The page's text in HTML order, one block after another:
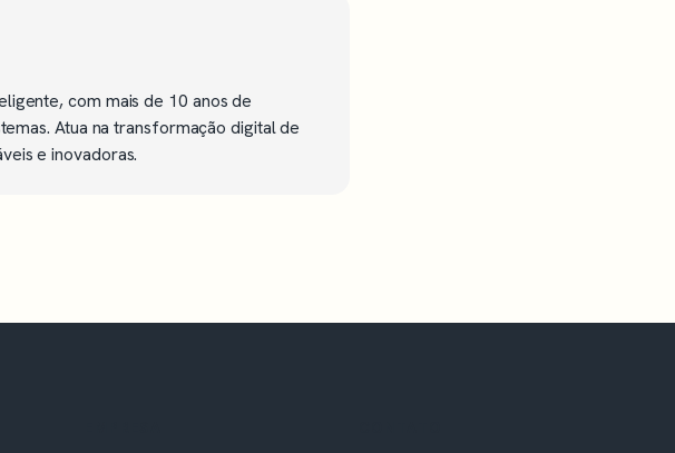
com mais de 10 anos de
Atua na transformação digital de
e inovadoras.